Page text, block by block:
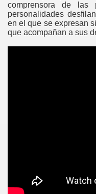
comprensora de las
personalidades
en el que se expresan
que acompañan a sus